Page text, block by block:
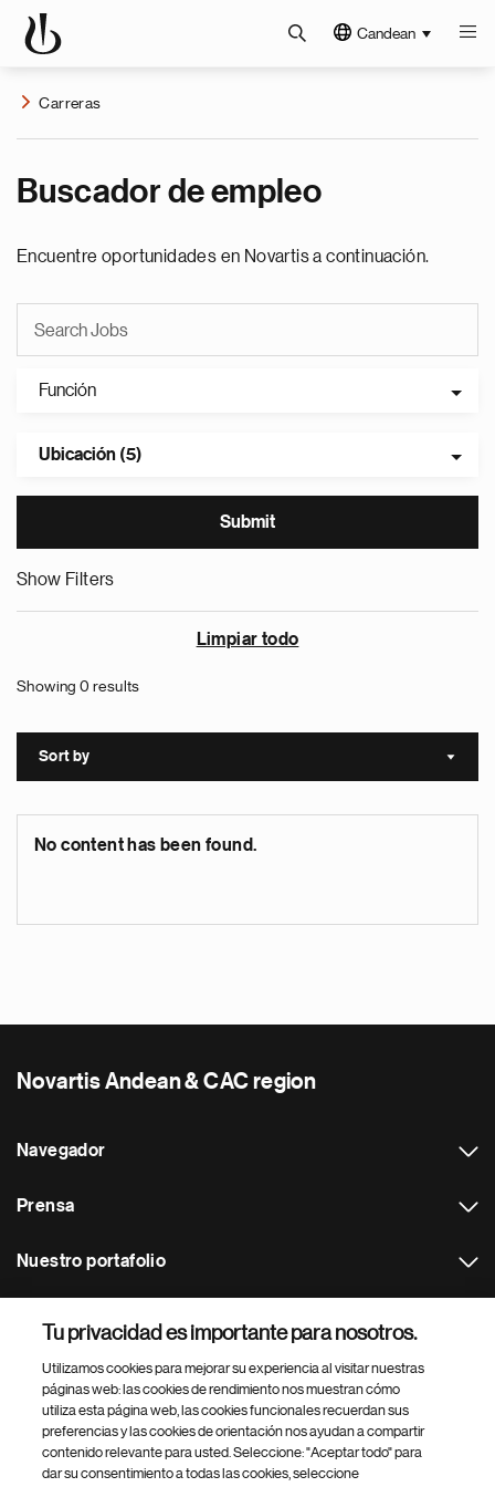
Candean
Carreras
Buscador de empleo
Encuentre oportunidades en Novartis a continuación.
Función
Ubicación (5)
Show Filters
Limpiar todo
Showing 0 results
Sort by Sort
No content has been found.
Novartis Andean & CAC region
Navegador
Prensa
Nuestro portafolio
Footer Site Search
Tu privacidad es importante para nosotros.
Utilizamos cookies para mejorar su experiencia al visitar nuestras
páginas web: las cookies de rendimiento nos muestran cómo
utiliza esta página web, las cookies funcionales recuerdan sus
preferencias y las cookies de orientación nos ayudan a compartir
contenido relevante para usted. Seleccione: "Aceptar todo" para
dar su consentimiento a todas las cookies, seleccione